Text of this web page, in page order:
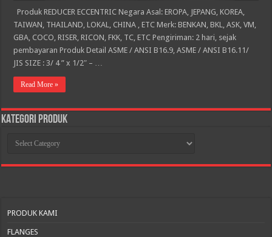
Produk REDUCER ECCENTRIC Negara Asal: EROPA, JEPANG, KOREA,
TAIWAN, THAILAND, LOKAL, CHINA , ETC Merk: BENKAN, BKL, ASK, VM,
GBA, COCO, RISER, RICON, FKK, TC, ETC Pengiriman: 2 hari, sejak
pembayaran Produk Detail ASME / ANSI B16.9, ASME / ANSI B16.11/
JIS SIZE : 3/ 4 ” x 1/2″ – …
Read More »
KATEGORI PRODUK
PRODUK
PRODUK KAMI
FLANGES